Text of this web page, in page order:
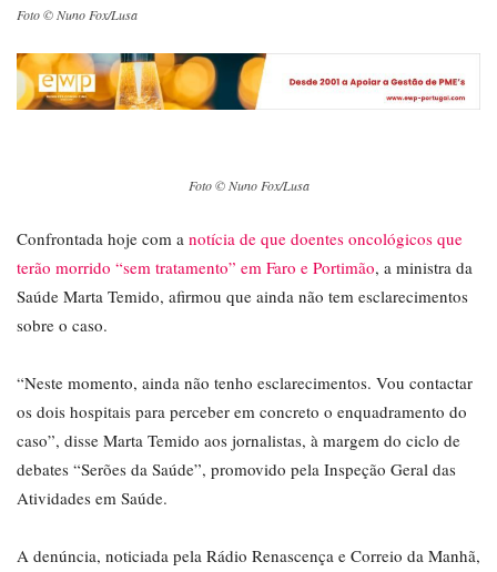
Foto © Nuno Fox/Lusa
Foto © Nuno Fox/Lusa
Confrontada hoje com a notícia de que doentes oncológicos que
terão morrido “sem tratamento” em Faro e Portimão, a ministra da
Saúde Marta Temido, afirmou que ainda não tem esclarecimentos
sobre o caso.
“Neste momento, ainda não tenho esclarecimentos. Vou contactar
os dois hospitais para perceber em concreto o enquadramento do
caso”, disse Marta Temido aos jornalistas, à margem do ciclo de
debates “Serões da Saúde”, promovido pela Inspeção Geral das
Atividades em Saúde.
A denúncia, noticiada pela Rádio Renascença e Correio da Manhã,